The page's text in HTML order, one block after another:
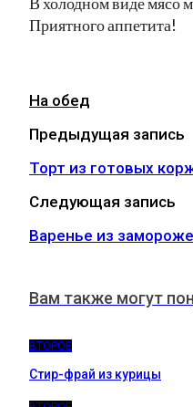
Приятного аппетита!
На обед
Предыдущая запись
Торт из готовых
Следующая запись
Варенье из
Вам также могут
ВТОРОЕ
Стир-фрай из курицы